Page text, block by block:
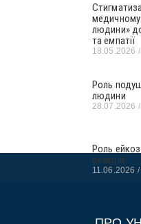
медичному
людини»
та емпатії
18.05.2026
Роль
людини
28.07.2026
Роль
реакцій
11.06.2026